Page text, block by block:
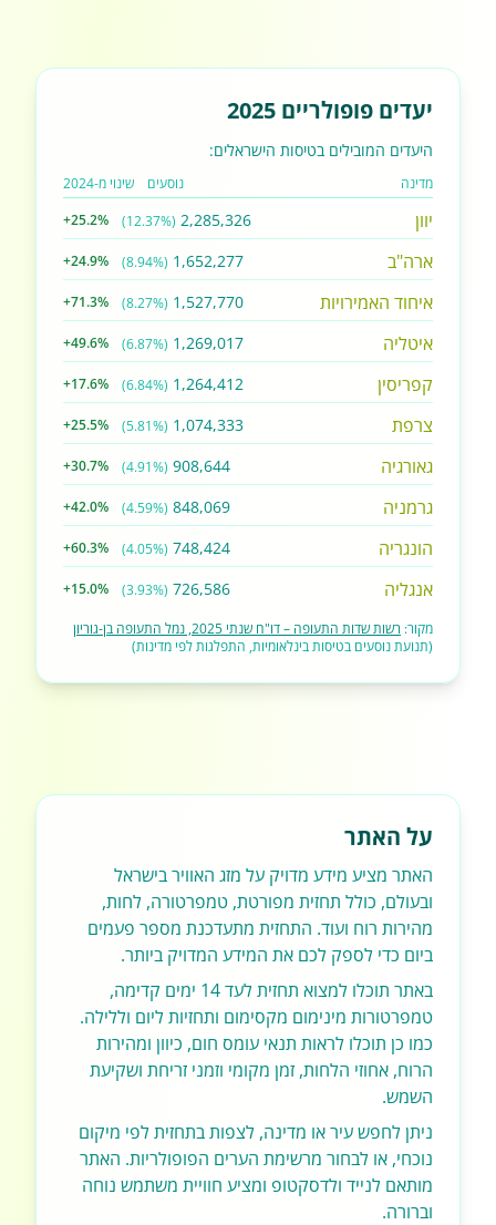
יעדים פופולריים 2025
היעדים המובילים בטיסות הישראלים:
מדינה נוסעים שינוי מ-2024
יוון 2,285,326
(12.37%)
+25.2%
ארה"ב 1,652,277
(8.94%)
+24.9%
איחוד האמירויות 1,527,770
(8.27%)
+71.3%
איטליה 1,269,017
(6.87%)
+49.6%
קפריסין 1,264,412
(6.84%)
+17.6%
צרפת 1,074,333
(5.81%)
+25.5%
גאורגיה 908,644
(4.91%)
+30.7%
גרמניה 848,069
(4.59%)
+42.0%
הונגריה 748,424
(4.05%)
+60.3%
אנגליה 726,586
(3.93%)
+15.0%
מקור: רשות שדות התעופה – דו"ח שנתי 2025, נמל התעופה בן-גוריון
(תנועת נוסעים בטיסות בינלאומיות, התפלגות לפי מדינות)
על האתר
האתר מציע מידע מדויק על מזג האוויר בישראל
ובעולם, כולל תחזית מפורטת, טמפרטורה, לחות,
מהירות רוח ועוד. התחזית מתעדכנת מספר פעמים
ביום כדי לספק לכם את המידע המדויק ביותר.
באתר תוכלו למצוא תחזית לעד 14 ימים קדימה,
טמפרטורות מינימום מקסימום ותחזיות ליום וללילה.
כמו כן תוכלו לראות תנאי עומס חום, כיוון ומהירות
הרוח, אחוזי הלחות, זמן מקומי וזמני זריחת ושקיעת
השמש.
ניתן לחפש עיר או מדינה, לצפות בתחזית לפי מיקום
נוכחי, או לבחור מרשימת הערים הפופולריות. האתר
מותאם לנייד ולדסקטופ ומציע חוויית משתמש נוחה
וברורה.